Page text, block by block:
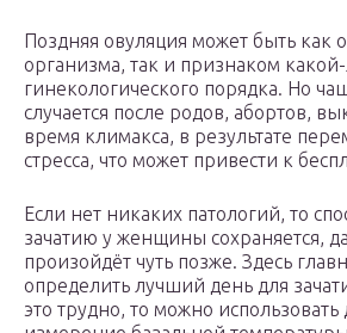
Поздняя овуляция может быть как
организма, так и признаком
гинекологического порядка. Но
случается после родов, абортов,
время климакса, в результате
стресса, что может привести к
Если нет никаких патологий, то
зачатию у женщины сохраняется,
произойдёт чуть позже. Здесь
определить лучший день для
это трудно, то можно